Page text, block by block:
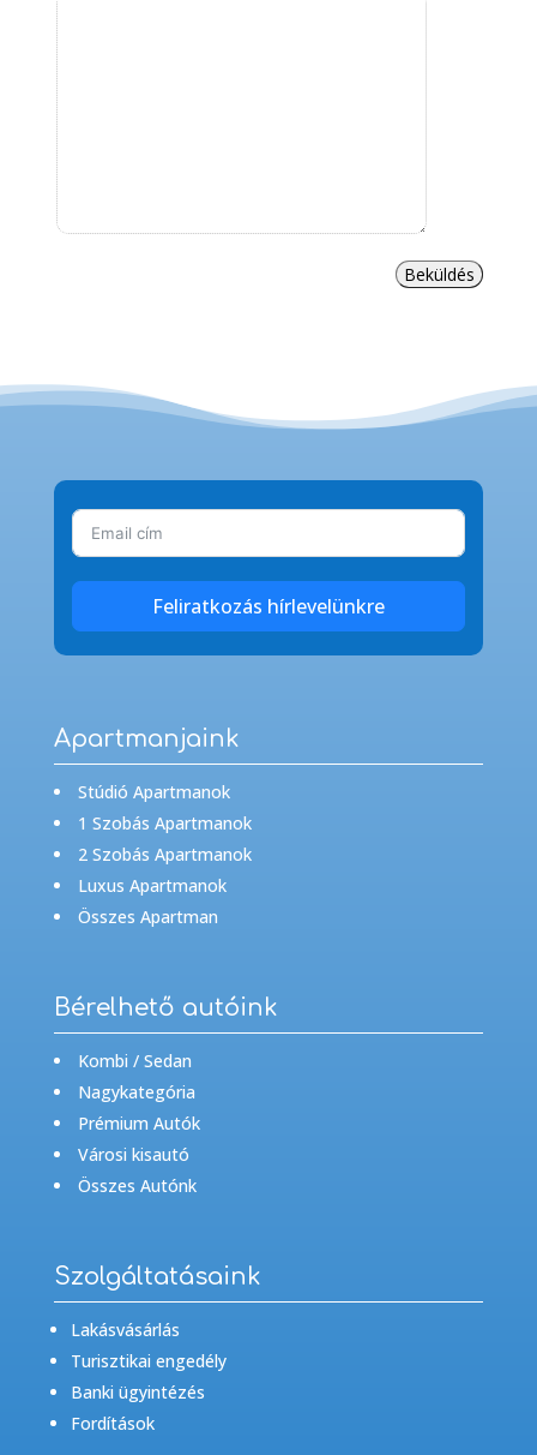
Beküldés
Feliratkozás hírlevelünkre
Apartmanjaink
Stúdió Apartmanok
1 Szobás Apartmanok
2 Szobás Apartmanok
Luxus Apartmanok
Összes Apartman
Bérelhető autóink
Kombi / Sedan
Nagykategória
Prémium Autók
Városi kisautó
Összes Autónk
Szolgáltatásaink
Lakásvásárlás
Turisztikai engedély
Banki ügyintézés
Fordítások